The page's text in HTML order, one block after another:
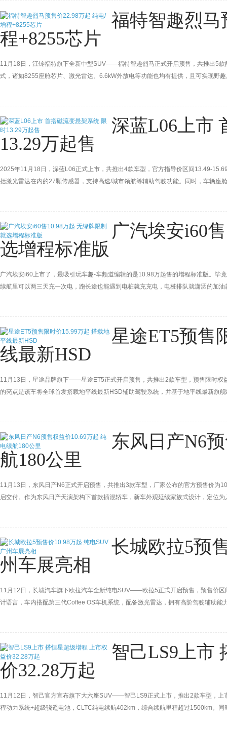
福特智趣烈马
程+8255芯片
11月18日，江铃福特旗下全新中型SUV——福特智趣烈马正式开启预售，共推出5
式，诸如8255座舱芯片、激光雷达、6.6kW外放电等功能也均有提供，且可实现野
深蓝L06上市
13.29万起售
2025年11月18日，深蓝L06正式上市，共推出4款车型，官方指导价区间13.49-
括激光雷达在内的27颗传感器，支持高速/城市领航等辅助驾驶功能。同时，车辆
广汽埃安i60
选增程标准版
广汽埃安i60上市了，最吸引玩车趣-车频道编辑的是10.98万起售的增程标准版。毕
续航里可以两三天充一次电，跑长途也能遇到电桩就充充电，电桩排队就潇洒的加
星途ET5预售
线最新HSD
11月13日，星途品牌旗下——星途ET5正式开启预售，共推出2款车型，预售限时
的亮点是该车将全球首发搭载地平线最新HSD辅助驾驶系统，并基于地平线最新旗
东风日产N6
航180公里
11月13日，东风日产N6正式开启预售，共推出3款车型，厂家公布的官方预售价
启交付。作为东风日产天演架构下首款插混轿车，新车外观延续家族式设计，定位
长城欧拉5预
州车展亮相
11月12日，长城汽车旗下欧拉汽车全新纯电SUV——欧拉5正式开启预售，预售价
计语言，车内搭配第三代Coffee OS车机系统，配备激光雷达，拥有高阶驾驶辅助
智己LS9上市
价32.28万起
11月12日，智己官方宣布旗下大六座SUV——智己LS9正式上市，推出2款车型，上
程动力系统+超级骁遥电池，CLTC纯电续航402km，综合续航里程超过1500km。